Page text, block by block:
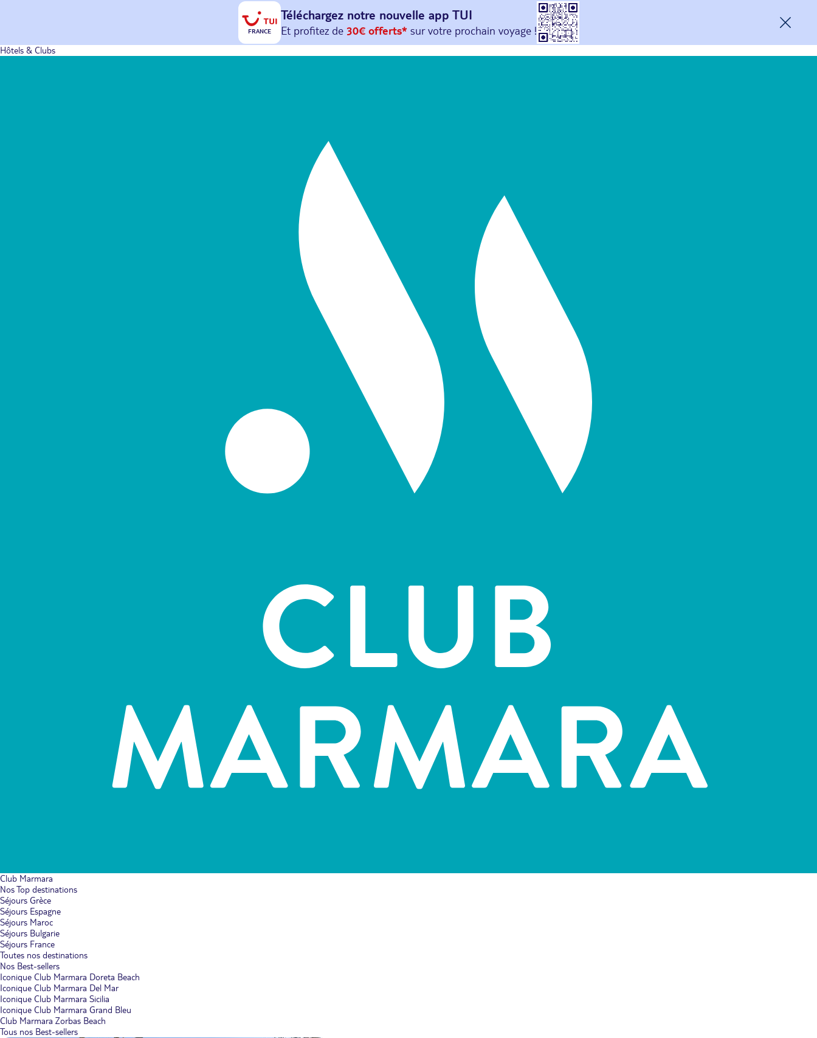
FRANCE
Téléchargez notre nouvelle app TUI
Et profitez de 30€ offerts*sur votreprochain
avec le code : HAPPYAPP
Hôtels & Clubs
Club Marmara
Nos Top destinations
Séjours Grèce
Séjours Espagne
Séjours Maroc
Séjours Bulgarie
Séjours France
Toutes nos destinations
Nos Best-sellers
Iconique Club Marmara Doreta Beach
Iconique Club Marmara Del Mar
Iconique Club Marmara Sicilia
Iconique Club Marmara Grand Bleu
Club Marmara Zorbas Beach
Tous nos Best-sellers